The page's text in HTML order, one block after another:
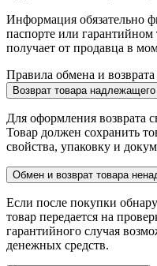
Информация обязательно
паспорте или гарантийном
получает от продавца в
Правила обмена и возврата
Возврат товара надлежащего
Для оформления возврата
Товар должен сохранить
свойства, упаковку и
Обмен и возврат товара
Если после покупки
товар передается на
гарантийного случая
денежных средств.